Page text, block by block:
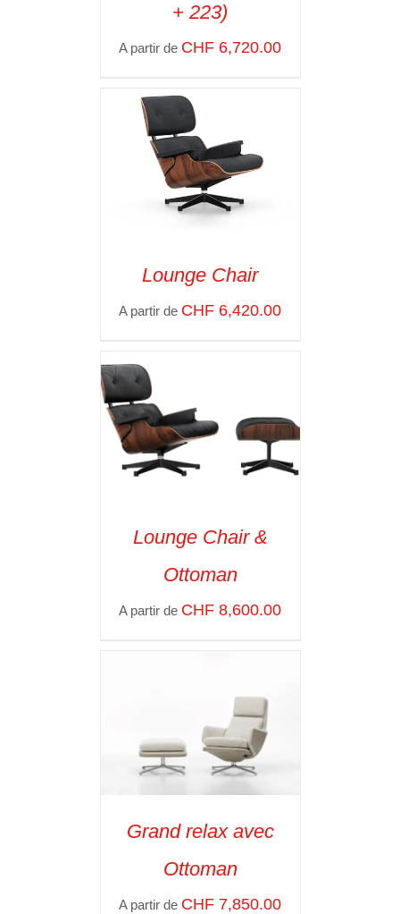
+ 223)
A partir de CHF 6,720.00
VOIR LES
Lounge Chair
A partir de CHF 6,420.00
VOIR LES
Lounge Chair &
Ottoman
A partir de CHF 8,600.00
VOIR LES
Grand relax avec
Ottoman
A partir de CHF 7,850.00